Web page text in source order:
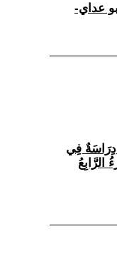
دِرَاسَةٌ فِي
الرَّابِعُ